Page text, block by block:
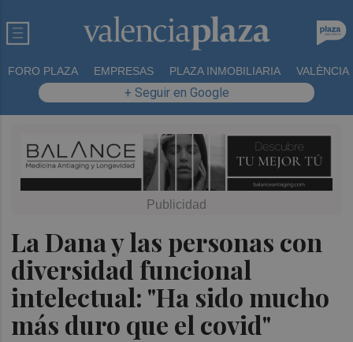
FORO PLAZA EMPRESAS PLAZA INMOBILIARIA VALÈNCIA
+ Seguir en Google
La Dana y las personas con
diversidad funcional
intelectual: "Ha sido mucho
más duro que el covid"